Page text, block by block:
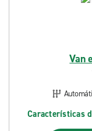
Van
Características